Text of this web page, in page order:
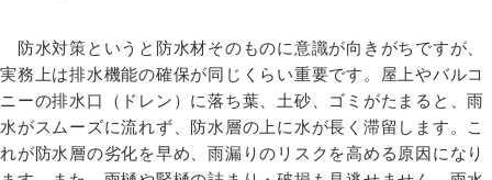
防水対策というと防水材そのものに意識が向きがちですが、
実務上は排水機能の確保が同じくらい重要です。屋上やバルコ
ニーの排水口（ドレン）に落ち葉、土砂、ゴミがたまると、雨
水がスムーズに流れず、防水層の上に水が長く滞留します。こ
れが防水層の劣化を早め、雨漏りのリスクを高める原因になり